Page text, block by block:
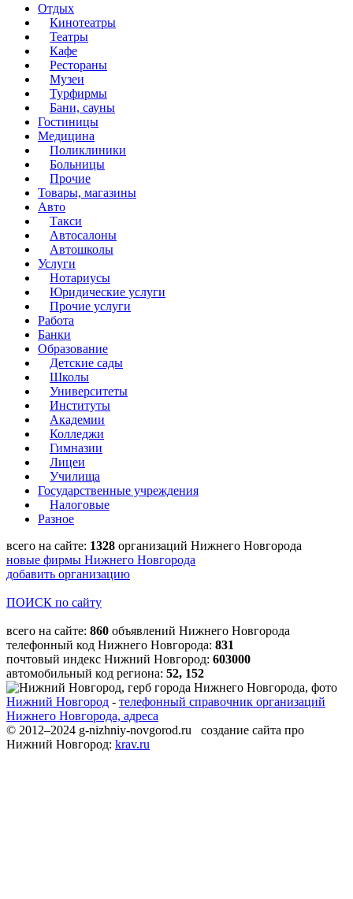
Отдых
Кинотеатры
Театры
Кафе
Рестораны
Музеи
Турфирмы
Бани, сауны
Гостиницы
Медицина
Поликлиники
Больницы
Прочие
Товары, магазины
Авто
Такси
Автосалоны
Автошколы
Услуги
Нотариусы
Юридические услуги
Прочие услуги
Работа
Банки
Образование
Детские сады
Школы
Университеты
Институты
Академии
Колледжи
Гимназии
Лицеи
Училища
Государственные учреждения
Налоговые
Разное
всего на сайте: 1328 организаций Нижнего Новгорода
новые фирмы Нижнего Новгорода
добавить организацию
ПОИСК по сайту
всего на сайте: 860 объявлений Нижнего Новгорода
телефонный код Нижнего Новгорода: 831
почтовый индекс Нижний Новгород: 603000
автомобильный код региона: 52, 152
Нижний Новгород - телефонный справочник организаций
Нижнего Новгорода, адреса
© 2012–2024 g-nizhniy-novgorod.ru создание сайта про
Нижний Новгород: krav.ru